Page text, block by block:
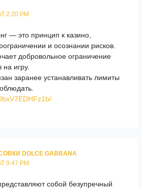
2:20 PM
— это принцип к казино,
и осознании рисков.
добровольное ограничение
на игру.
заранее устанавливать лимиты
DOLCE GABBANA
9:47 PM
собой безупречный